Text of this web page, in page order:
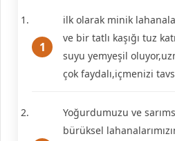
ilk olarak minik
ve bir tatlı kaşığı tuz
suyu yemyeşil
çok faydalı,içmenizi
Yoğurdumuzu ve
bürüksel